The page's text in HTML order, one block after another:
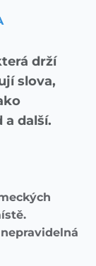
drží
slova,
a další.